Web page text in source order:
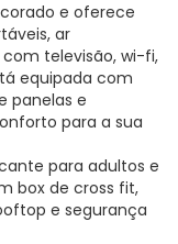
e oferece
ar
televisão, wi-fi,
equipada com
panelas e
para a sua
para adultos e
box de cross fit,
e segurança